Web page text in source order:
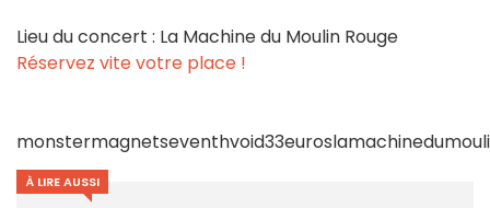
Lieu du concert : La Machine du Moulin Rouge
Réservez vite votre place !
À LIRE AUSSI